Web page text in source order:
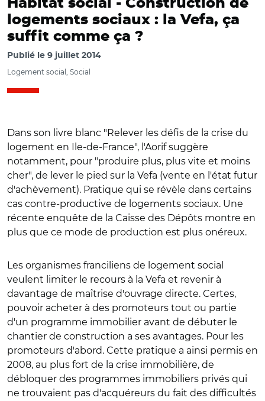
Habitat social - Construction de
logements sociaux : la Vefa, ça
suffit comme ça ?
Publié le 9 juillet 2014
Logement social, Social
Dans son livre blanc "Relever les défis de la crise du
logement en Ile-de-France", l'Aorif suggère
notamment, pour "produire plus, plus vite et moins
cher", de lever le pied sur la Vefa (vente en l'état futur
d'achèvement). Pratique qui se révèle dans certains
cas contre-productive de logements sociaux. Une
récente enquête de la Caisse des Dépôts montre en
plus que ce mode de production est plus onéreux.
Les organismes franciliens de logement social
veulent limiter le recours à la Vefa et revenir à
davantage de maîtrise d'ouvrage directe. Certes,
pouvoir acheter à des promoteurs tout ou partie
d'un programme immobilier avant de débuter le
chantier de construction a ses avantages. Pour les
promoteurs d'abord. Cette pratique a ainsi permis en
2008, au plus fort de la crise immobilière, de
débloquer des programmes immobiliers privés qui
ne trouvaient pas d'acquéreurs du fait des difficultés